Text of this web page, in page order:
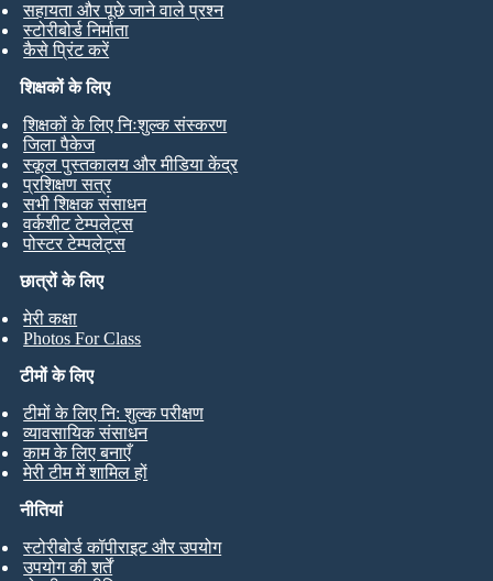
सहायता और पूछे जाने वाले प्रश्न
स्टोरीबोर्ड निर्माता
कैसे प्रिंट करें
छात्रों के लिए
मेरी कक्षा
Photos For Class
शिक्षकों के लिए
शिक्षकों के लिए निःशुल्क संस्करण
जिला पैकेज
स्कूल पुस्तकालय और मीडिया केंद्र
प्रशिक्षण सत्र
सभी शिक्षक संसाधन
वर्कशीट टेम्पलेट्स
पोस्टर टेम्पलेट्स
टीमों के लिए
टीमों के लिए नि: शुल्क परीक्षण
व्यावसायिक संसाधन
काम के लिए बनाएँ
मेरी टीम में शामिल हों
नीतियां
स्टोरीबोर्ड कॉपीराइट और उपयोग
उपयोग की शर्तें